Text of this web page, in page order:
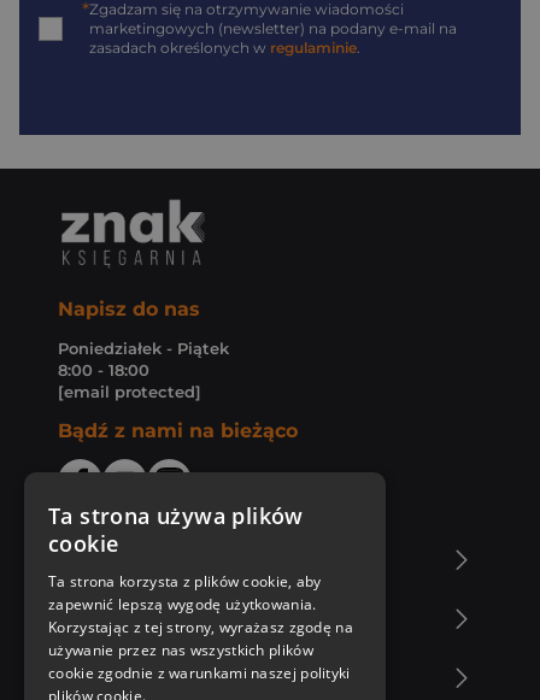
*Zgadzam się na otrzymywanie wiadomości
marketingowych (newsletter) na podany e-mail na
zasadach określonych w regulaminie.
Napisz do nas
Poniedziałek - Piątek
8:00 - 18:00
[email protected]
Bądź z nami na bieżąco
Zakupy u nas
Nasza oferta
Ta strona używa plików
cookie
Ta strona korzysta z plików cookie, aby
zapewnić lepszą wygodę użytkowania.
Korzystając z tej strony, wyrażasz zgodę na
używanie przez nas wszystkich plików
cookie zgodnie z warunkami naszej polityki
plików cookie.